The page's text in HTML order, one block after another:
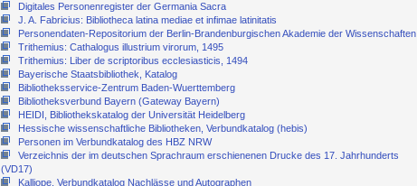
Digitales Personenregister der Germania Sacra
J. A. Fabricius: Bibliotheca latina mediae et infimae latinitatis
Personendaten-Repositorium der Berlin-Brandenburgischen Akademie der Wissenschaften
Trithemius: Cathalogus illustrium virorum, 1495
Trithemius: Liber de scriptoribus ecclesiasticis, 1494
Bayerische Staatsbibliothek, Katalog
Bibliotheksservice-Zentrum Baden-Wuerttemberg
Bibliotheksverbund Bayern (Gateway Bayern)
HEIDI, Bibliothekskatalog der Universität Heidelberg
Hessische wissenschaftliche Bibliotheken, Verbundkatalog (hebis)
Personen im Verbundkatalog des HBZ NRW
Verzeichnis der im deutschen Sprachraum erschienenen Drucke des 17. Jahrhunderts
(VD17)
Kalliope, Verbundkatalog Nachlässe und Autographen